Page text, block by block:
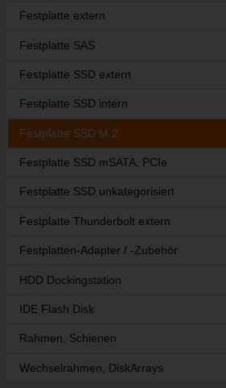
Festplatte extern
Festplatte SAS
Festplatte SSD extern
Festplatte SSD intern
Festplatte SSD M.2
Festplatte SSD mSATA, PCIe
Festplatte SSD unkategorisiert
Festplatte Thunderbolt extern
Festplatten-Adapter / -Zubehör
HDD Dockingstation
IDE Flash Disk
Rahmen, Schienen
Wechselrahmen, DiskArrays